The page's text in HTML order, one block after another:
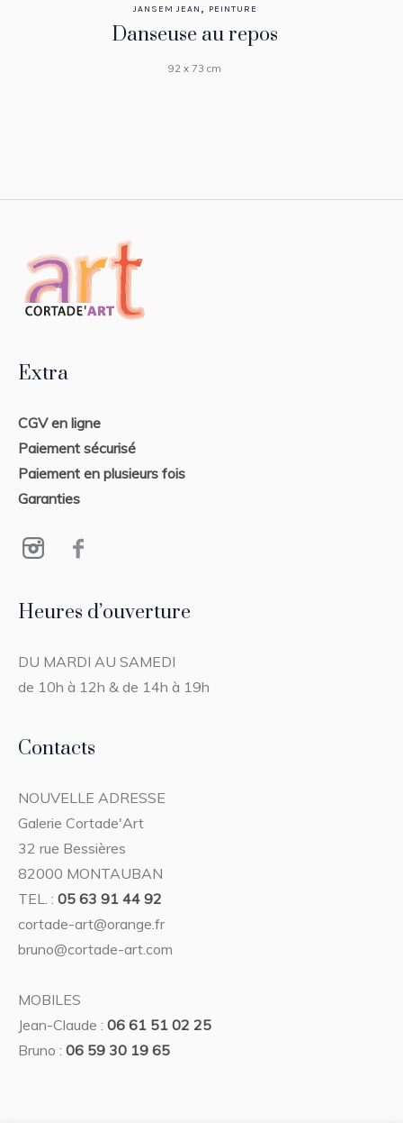
JANSEM JEAN , PEINTURE
Danseuse au repos
92 x 73 cm
Extra
CGV en ligne
Paiement sécurisé
Paiement en plusieurs fois
Garanties
Heures d’ouverture
DU MARDI AU SAMEDI
de 10h à 12h & de 14h à 19h
Contacts
NOUVELLE ADRESSE
Galerie Cortade'Art
32 rue Bessières
82000 MONTAUBAN
TEL. :05 63 91 44 92
cortade-art@orange.fr
bruno@cortade-art.com
MOBILES
Jean-Claude :06 61 51 02 25
Bruno :06 59 30 19 65